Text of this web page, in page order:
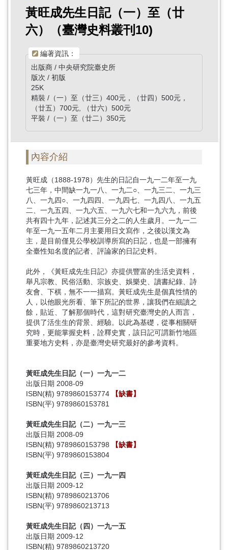
黃旺成先生日記（一）至（廿
六）（臺灣史料叢刊10)
編著資訊：
出版商 / 中央研究院臺史所
版次 / 初版
25K
精裝 /（一）至（廿三）400元，（廿四）500元，
（廿五）700元, （廿六）500元
平裝 /（一）至（廿二）350元
內容介紹
黃旺成（1888-1978）先生的日記自一九一二年至一九
七三年，中間缺一九一八、一九二○、一九三二、一九三
八、一九四○、一九四四、一九四七、一九四八、一九五
二、一九五四、一九六五、一九六七和一九六九，前後
共有四十九年，記述其三分之二的人生歲月。一九一二
年至一九一五年二月主要用日文寫作，之後以漢文為
主，是目前僅見公學校訓導所寫的日記，也是一部擁有
全臺性知名度的記者、評論家的日記史料。
此外，《黃旺成先生日記》亦提供豐富的生活史資料，
舉凡宗教、民俗活動、宗族史、娛樂史、讀書紀錄、詩
友會、下棋，無不一一描寫。黃旺成先生是個真性情的
人，以他眼光所看、筆下所記的世界，讓我們在細讀之
餘，貼近、了解那個時代，這對研究臺灣史的人而言，
提供了活生生的背景、經驗。以此為基礎，從事相關研
究時，更能掌握史料，詮釋史實，該日記可謂新竹地區
重要地方史料，亦是臺灣史研究最好的參考資料。
黃旺成先生日記（一）一九一二
出版日期 2008-09
ISBN(精) 9789860153774
【缺書】
ISBN(平) 9789860153781
黃旺成先生日記（二）一九一三
出版日期 2008-09
ISBN(精) 9789860153798
【缺書】
ISBN(平) 9789860153804
黃旺成先生日記（三）一九一四
出版日期 2009-12
ISBN(精) 9789860213706
ISBN(平) 9789860213713
黃旺成先生日記（四）一九一五
出版日期 2009-12
ISBN(精) 9789860213720